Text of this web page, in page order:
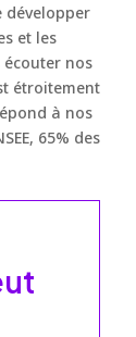
développer
et les
nos
étroitement
à nos
65% des